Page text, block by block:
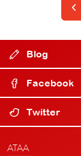
Blog
Facebook
Twitter
ATAA